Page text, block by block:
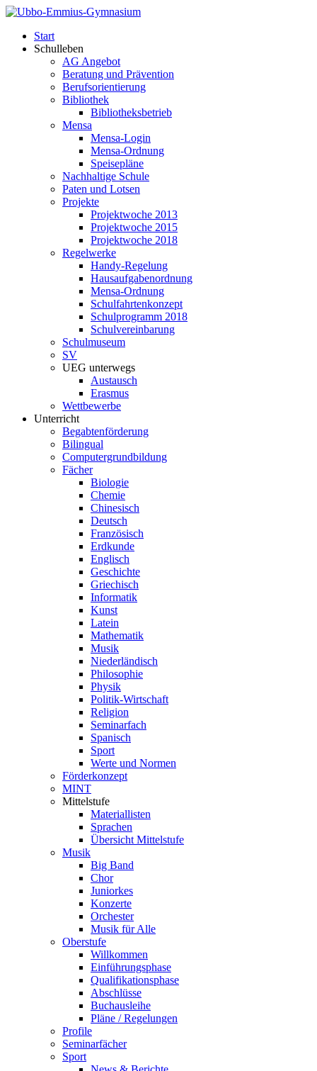
Start
Schulleben
AG Angebot
Beratung und Prävention
Berufsorientierung
Bibliothek
Bibliotheksbetrieb
Mensa
Mensa-Login
Mensa-Ordnung
Speisepläne
Nachhaltige Schule
Paten und Lotsen
Projekte
Projektwoche 2013
Projektwoche 2015
Projektwoche 2018
Regelwerke
Handy-Regelung
Hausaufgabenordnung
Mensa-Ordnung
Schulfahrtenkonzept
Schulprogramm 2018
Schulvereinbarung
Schulmuseum
SV
UEG unterwegs
Austausch
Erasmus
Wettbewerbe
Unterricht
Begabtenförderung
Bilingual
Computergrundbildung
Fächer
Biologie
Chemie
Chinesisch
Deutsch
Französisch
Erdkunde
Englisch
Geschichte
Griechisch
Informatik
Kunst
Latein
Mathematik
Musik
Niederländisch
Philosophie
Physik
Politik-Wirtschaft
Religion
Seminarfach
Spanisch
Sport
Werte und Normen
Förderkonzept
MINT
Mittelstufe
Materiallisten
Sprachen
Übersicht Mittelstufe
Musik
Big Band
Chor
Juniorkes
Konzerte
Orchester
Musik für Alle
Oberstufe
Willkommen
Einführungsphase
Qualifikationsphase
Abschlüsse
Buchausleihe
Pläne / Regelungen
Profile
Seminarfächer
Sport